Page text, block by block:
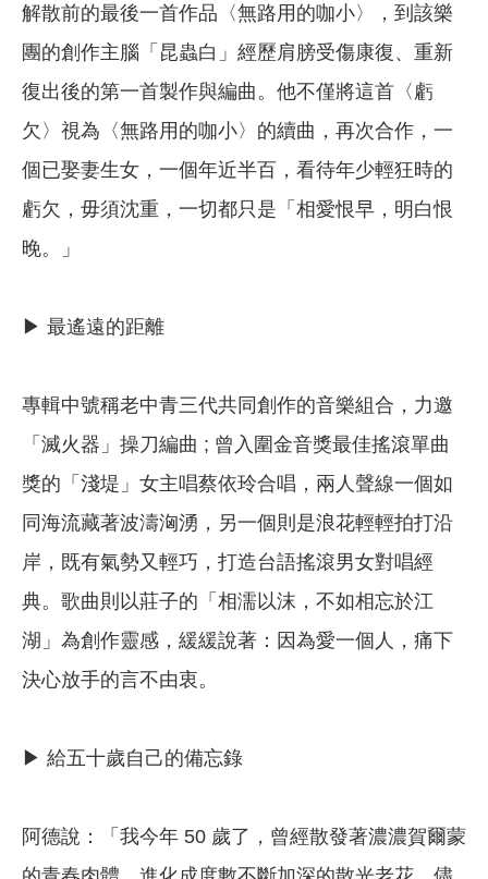
解散前的最後一首作品〈無路用的咖小〉，到該樂
團的創作主腦「昆蟲白」經歷肩膀受傷康復、重新
復出後的第一首製作與編曲。他不僅將這首〈虧
欠〉視為〈無路用的咖小〉的續曲，再次合作，一
個已娶妻生女，一個年近半百，看待年少輕狂時的
虧欠，毋須沈重，一切都只是「相愛恨早，明白恨
晚。」
▶ 最遙遠的距離
專輯中號稱老中青三代共同創作的音樂組合，力邀
「滅火器」操刀編曲 ; 曾入圍金音獎最佳搖滾單曲
獎的「淺堤」女主唱蔡依玲合唱，兩人聲線一個如
同海流藏著波濤洶湧，另一個則是浪花輕輕拍打沿
岸，既有氣勢又輕巧，打造台語搖滾男女對唱經
典。歌曲則以莊子的「相濡以沫，不如相忘於江
湖」為創作靈感，緩緩說著：因為愛一個人，痛下
決心放手的言不由衷。
▶ 給五十歲自己的備忘錄
阿德說：「我今年 50 歲了，曾經散發著濃濃賀爾蒙